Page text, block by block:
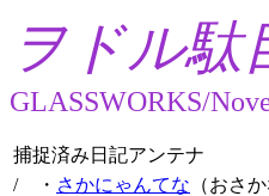
ヲドル駄
GLASSWORKS/
捕捉済み日記アンテナ
/ ・ さかにゃんてな （おさ